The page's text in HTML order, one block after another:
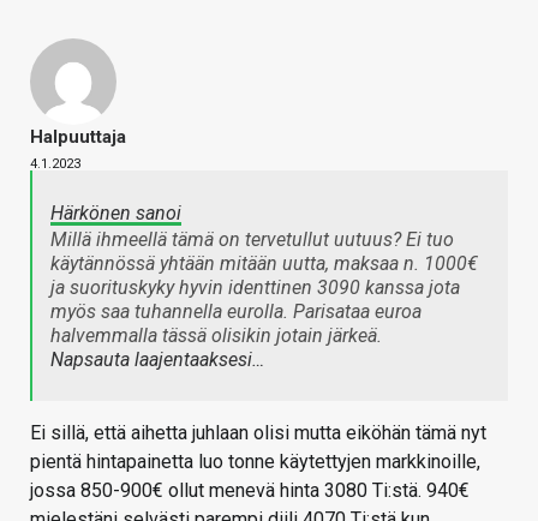
Halpuuttaja
4.1.2023
Härkönen sanoi
Millä ihmeellä tämä on tervetullut uutuus? Ei tuo
käytännössä yhtään mitään uutta, maksaa n. 1000€
ja suorituskyky hyvin identtinen 3090 kanssa jota
myös saa tuhannella eurolla. Parisataa euroa
halvemmalla tässä olisikin jotain järkeä.
Napsauta laajentaaksesi…
Ei sillä, että aihetta juhlaan olisi mutta eiköhän tämä nyt
pientä hintapainetta luo tonne käytettyjen markkinoille,
jossa 850-900€ ollut menevä hinta 3080 Ti:stä. 940€